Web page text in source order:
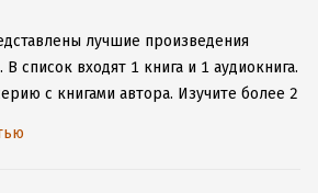
лучшие произведения
В список входят 1 книга и 1 аудиокнига.
с книгами автора. Изучите более 2